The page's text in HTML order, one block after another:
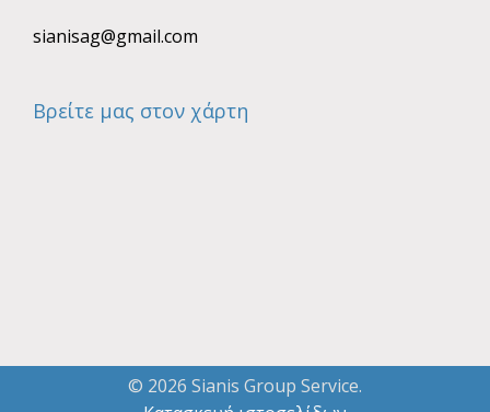
sianisag@gmail.com
Βρείτε μας στον χάρτη
© 2026 Sianis Group Service.